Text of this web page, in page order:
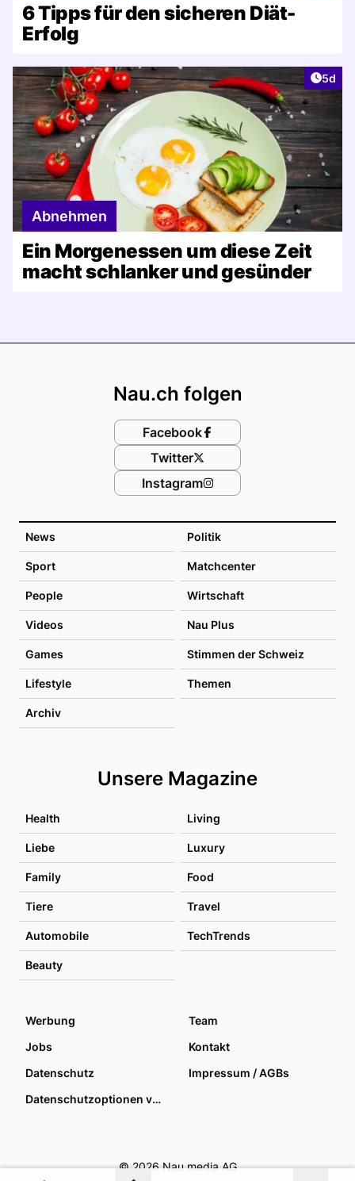
6 Tipps für den sicheren Diät-
Erfolg
5d
Abnehmen
Ein Morgenessen um diese Zeit
macht schlanker und gesünder
News Politik
Sport Matchcenter
People Wirtschaft
Videos Nau Plus
Games Stimmen der Schweiz
Lifestyle Themen
Archiv
Unsere Magazine
Health Living
Liebe Luxury
Family Food
Tiere Travel
Automobile TechTrends
Beauty
Nau.ch folgen
Facebook
Twitter
Instagram
Werbung
Team
Jobs
Kontakt
Datenschutz
Impressum / AGBs
Datenschutzoptionen verwalten
© 2026 Nau media AG